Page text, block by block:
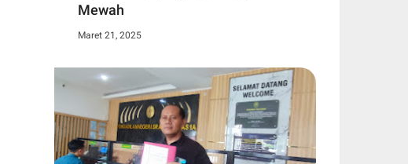
Mewah
Maret 21, 2025